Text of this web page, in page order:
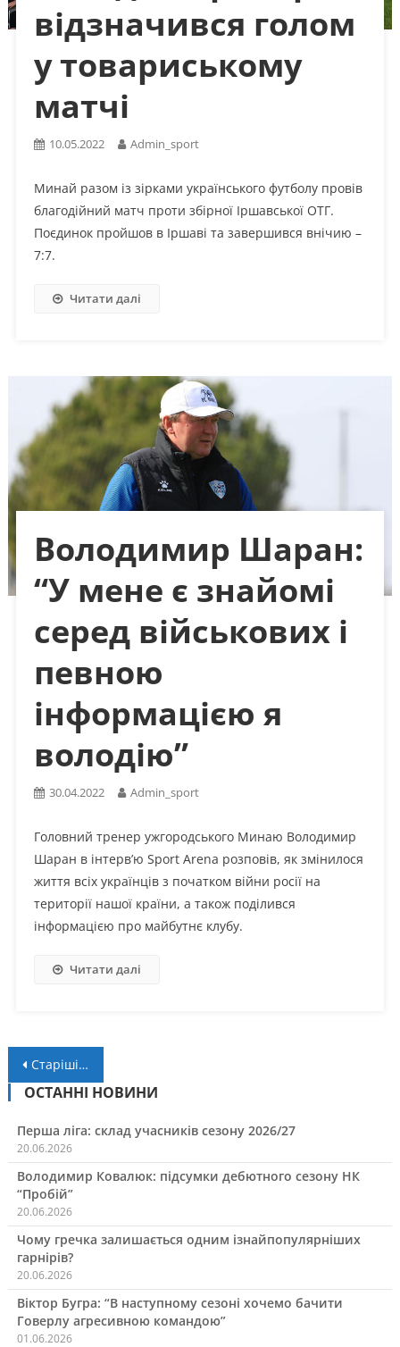
відзначився голом
у товариському
матчі
10.05.2022 Admin_sport
Минай разом із зірками українського футболу провів
благодійний матч проти збірної Іршавської ОТГ.
Поєдинок пройшов в Іршаві та завершився внічию –
7:7.
Читати далі
Володимир Шаран:
“У мене є знайомі
серед військових і
певною
інформацією я
володію”
30.04.2022 Admin_sport
Головний тренер ужгородського Минаю Володимир
Шаран в інтерв’ю Sport Arena розповів, як змінилося
життя всіх українців з початком війни росії на
території нашої країни, а також поділився
інформацією про майбутнє клубу.
Читати далі
Навігація
за
записами
Старіші записи
ОСТАННІ НОВИНИ
Перша ліга: склад учасників сезону 2026/27
20.06.2026
Володимир Ковалюк: підсумки дебютного сезону НК
“Пробій”
20.06.2026
Чому гречка залишається одним ізнайпопулярніших
гарнірів?
20.06.2026
Віктор Бугра: “В наступному сезоні хочемо бачити
Говерлу агресивною командою”
01.06.2026